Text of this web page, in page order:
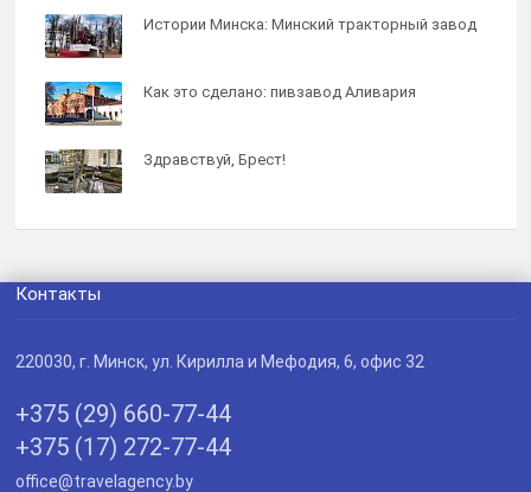
Истории Минска: Минский тракторный завод
Как это сделано: пивзавод Аливария
Здравствуй, Брест!
Контакты
220030, г. Минск, ул. Кирилла и Мефодия, 6, офис 32
+375 (29) 660-77-44
+375 (17) 272-77-44
office@travelagency.by